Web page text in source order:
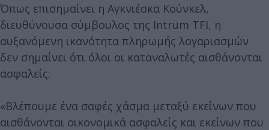
Όπως επισημαίνει η Αγκνιέσκα Κούνκελ,
διευθύνουσα σύμβουλος της Intrum TFI, η
αυξανόμενη ικανότητα πληρωμής λογαριασμών
δεν σημαίνει ότι όλοι οι καταναλωτές αισθάνονται
ασφαλείς:
«Βλέπουμε ένα σαφές χάσμα μεταξύ εκείνων που
αισθάνονται οικονομικά ασφαλείς και εκείνων που